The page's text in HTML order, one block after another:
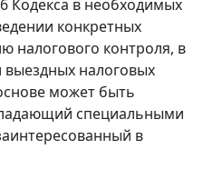
Кодекса в необходимых
конкретных
налогового контроля, в
налоговых
может быть
специальными
в